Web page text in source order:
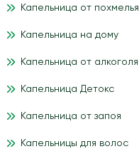
Капельница от похмелья
Капельница на дому
Капельница от алкоголя
Капельница Детокс
Капельница от запоя
Капельницы для волос